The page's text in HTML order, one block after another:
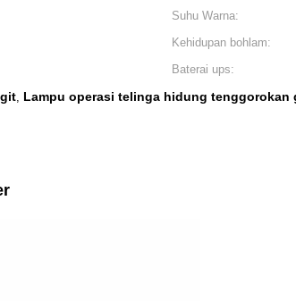
Suhu Warna:
Kehidupan bohlam:
Baterai ups:
, Lampu operasi telinga hidung tenggorokan